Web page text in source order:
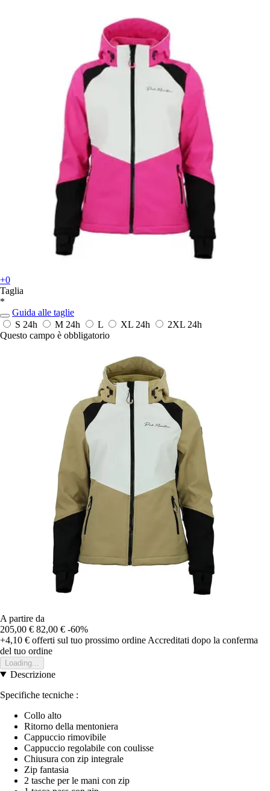
+0
Taglia
*
Guida alle taglie
S 24h M 24h L XL 24h 2XL 24h
Questo campo è obbligatorio
A partire da
205,00 € 82,00 € -60%
+4,10 € offerti sul tuo prossimo ordine Accreditati dopo la conferma
del tuo ordine
Loading...
Descrizione
Specifiche tecniche :
Collo alto
Ritorno della mentoniera
Cappuccio rimovibile
Cappuccio regolabile con coulisse
Chiusura con zip integrale
Zip fantasia
2 tasche per le mani con zip